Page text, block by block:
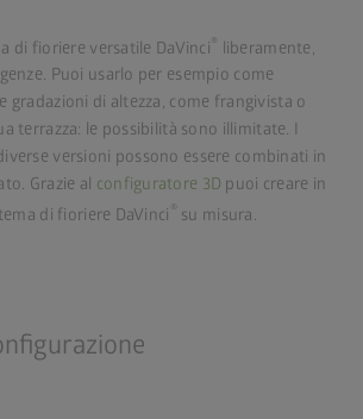
di fioriere versatile DaVinci ® liberamente,
Puoi usarlo per esempio come
gradazioni di altezza, come frangivista o
terrazza: le possibilità sono illimitate. I
versioni possono essere combinati in
Grazie al configuratore 3D puoi creare in
di fioriere DaVinci ® su misura.